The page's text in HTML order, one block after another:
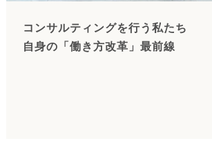
コンサルティングを行う私たち
自身の「働き方改革」最前線